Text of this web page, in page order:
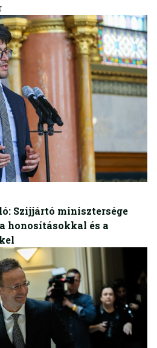
Szijjártó minisztersége
honosításokkal és a